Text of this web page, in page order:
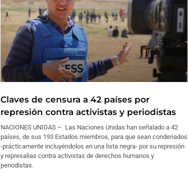
Claves de censura a 42 países por
represión contra activistas y periodistas
NACIONES UNIDAS – Las Naciones Unidas han señalado a 42
países, de sus 193 Estados miembros, para que sean condenados
-prácticamente incluyéndolos en una lista negra- por su represión
y represalias contra activistas de derechos humanos y
periodistas.